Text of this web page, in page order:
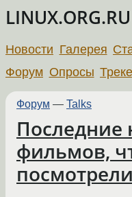
LINUX.ORG.RU
Новости Галерея
Форум Опросы
Форум — Talks
Последние
фильмов,
посмотрели